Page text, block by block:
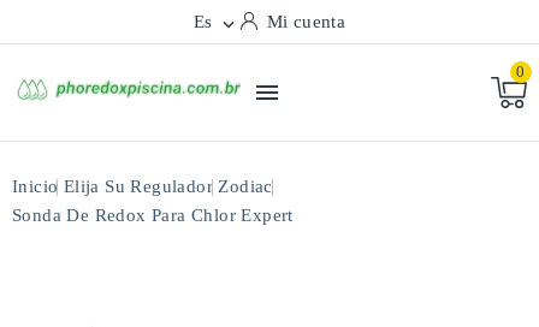
Es  Mi cuenta

0
Inicio Elija Su Regulador Zodiac
Sonda De Redox Para Chlor Expert